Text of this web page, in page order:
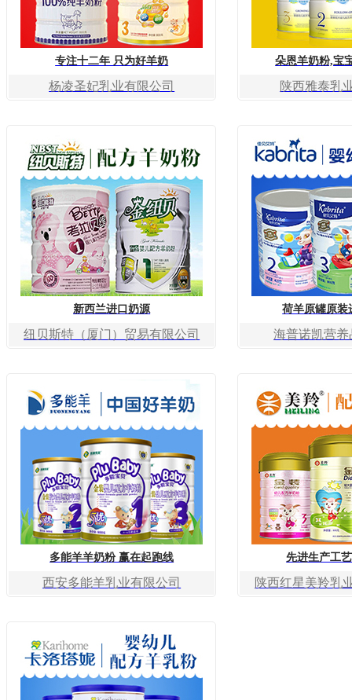
专注十二年 只为好羊奶
杨凌圣妃乳业有限公司
朵恩羊奶粉,宝
陕西雅泰乳
新西兰进口奶源
纽贝斯特（厦门）贸易有限公司
荷羊原罐原装
海普诺凯营
多能羊羊奶粉 赢在起跑线
西安多能羊乳业有限公司
先进生产工
陕西红星美羚乳